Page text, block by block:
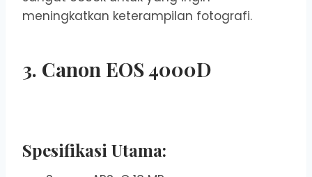
meningkatkan keterampilan fotografi.
3. Canon EOS 4000D
Spesifikasi Utama: